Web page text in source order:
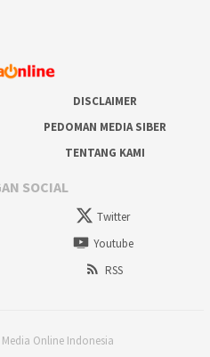
DISCLAIMER
PEDOMAN MEDIA SIBER
TENTANG KAMI
SOCIAL
Twitter
Youtube
RSS
Online Indonesia